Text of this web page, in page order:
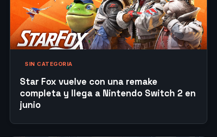
SIN CATEGORIA
Star Fox vuelve con una remake
completa y llega a Nintendo Switch 2 en
junio